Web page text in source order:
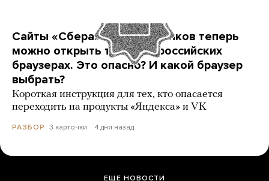
Сайты «Сбера» и других банков теперь
можно открыть только в российских
браузерах. Это опасно? И какой браузер
выбрать?
Короткая инструкция для тех, кто опасается
переходить на продукты «Яндекса» и VK
РАЗБОР 3 карточки 4 дня назад
ЕЩЕ НОВОСТИ